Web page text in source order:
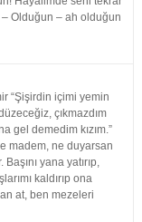
Olduğun – ah olduğun
“Şişirdin içimi yemin
çıkmazdım
gel demedim kızım.”
madem, ne duyarsan
yana yatırıp,
kaldırıp ona
at, ben mezeleri